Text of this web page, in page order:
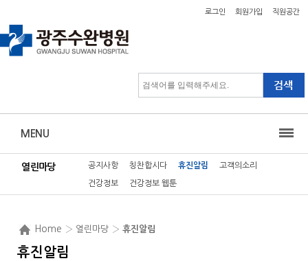
로그인 회원가입 직원공간
MENU
열린마당 공지사항 칭찬합시다 휴진알림 고객의소리
건강정보 건강정보 웹툰
Home › 열린마당 › 휴진알림
휴진알림